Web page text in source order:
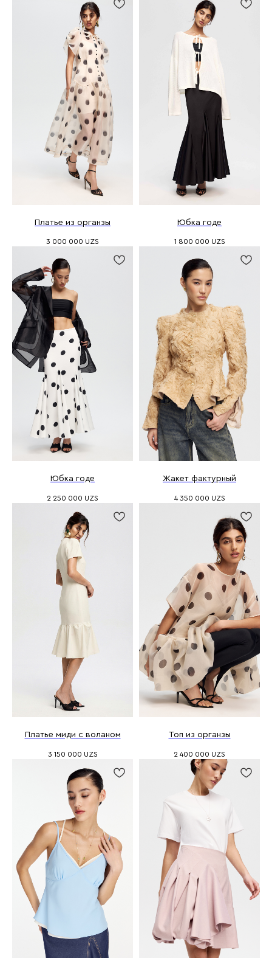
Платье из органзы
3 000 000 UZS
Юбка годе
1 800 000 UZS
Юбка годе
2 250 000 UZS
Жакет фактурный
4 350 000 UZS
Платье миди с воланом
3 150 000 UZS
Топ из органзы
2 400 000 UZS